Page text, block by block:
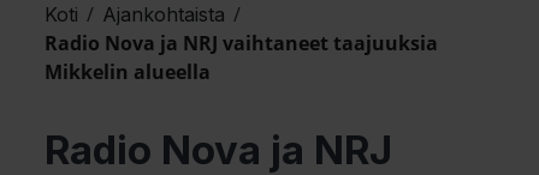
Koti / Ajankohtaista /
Radio Nova ja NRJ vaihtaneet taajuuksia
Mikkelin alueella
Radio Nova ja NRJ